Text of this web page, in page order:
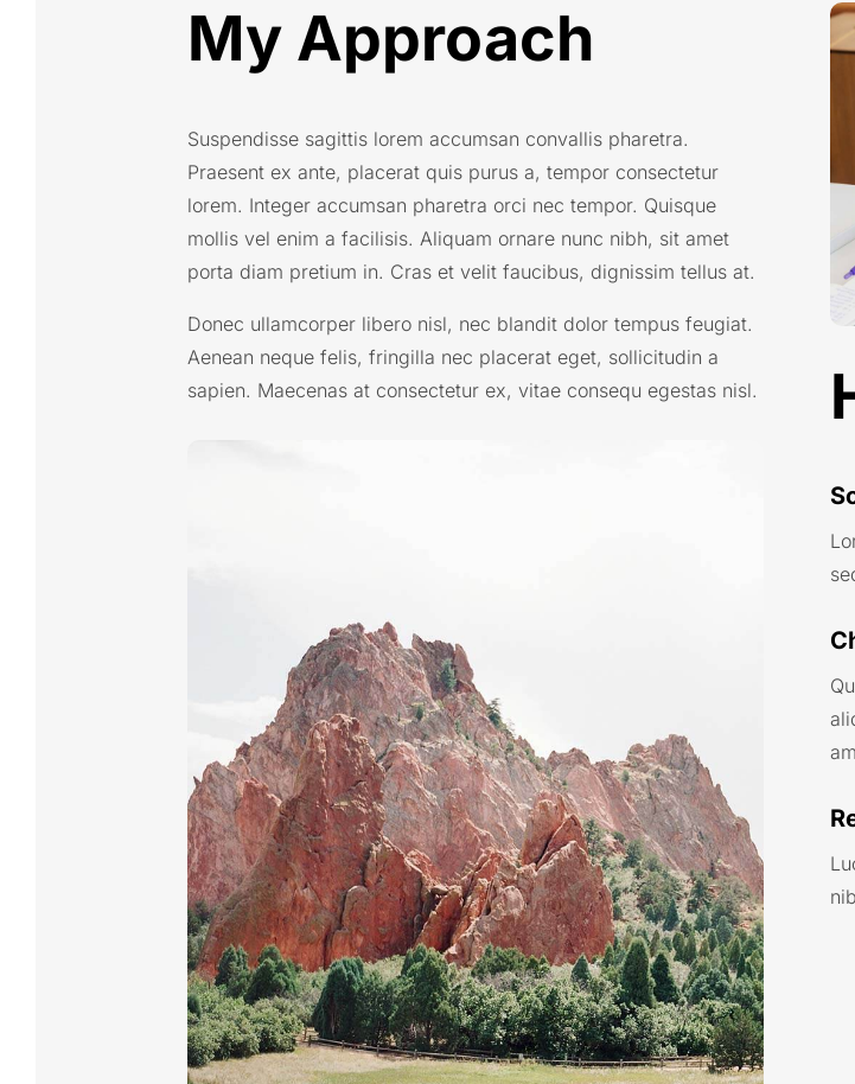
My Approach
Suspendisse sagittis lorem accumsan convallis pharetra.
Praesent ex ante, placerat quis purus a, tempor consectetur
lorem. Integer accumsan pharetra orci nec tempor. Quisque
mollis vel enim a facilisis. Aliquam ornare nunc nibh, sit amet
porta diam pretium in. Cras et velit faucibus, dignissim tellus at.
Donec ullamcorper libero nisl, nec blandit dolor tempus feugiat.
Aenean neque felis, fringilla nec placerat eget, sollicitudin a
sapien. Maecenas at consectetur ex, vitae consequ egestas nisl.